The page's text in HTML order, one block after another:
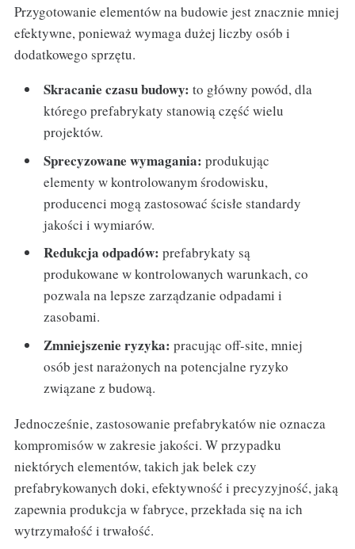
Przygotowanie elementów na budowie jest znacznie mniej
efektywne, ponieważ wymaga dużej liczby osób i
dodatkowego sprzętu.
Skracanie czasu budowy: to główny powód, dla
którego prefabrykaty stanowią część wielu
projektów.
Sprecyzowane wymagania: produkując
elementy w kontrolowanym środowisku,
producenci mogą zastosować ścisłe standardy
jakości i wymiarów.
Redukcja odpadów: prefabrykaty są
produkowane w kontrolowanych warunkach, co
pozwala na lepsze zarządzanie odpadami i
zasobami.
Zmniejszenie ryzyka: pracując off-site, mniej
osób jest narażonych na potencjalne ryzyko
związane z budową.
Jednocześnie, zastosowanie prefabrykatów nie oznacza
kompromisów w zakresie jakości. W przypadku
niektórych elementów, takich jak belek czy
prefabrykowanych doki, efektywność i precyzyjność, jaką
zapewnia produkcja w fabryce, przekłada się na ich
wytrzymałość i trwałość.